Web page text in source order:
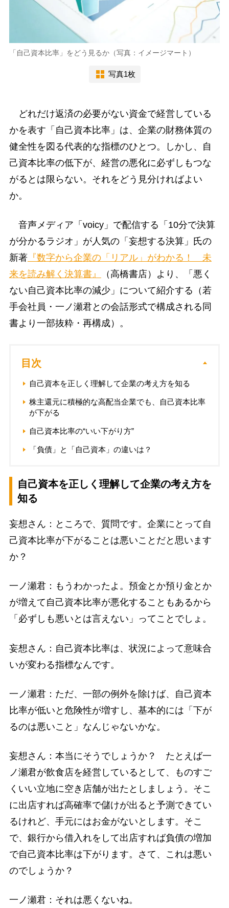
「自己資本比率」をどう見るか（写真：イメージマート）
写真1枚
どれだけ返済の必要がない資金で経営している
かを表す「自己資本比率」は、企業の財務体質の
健全性を図る代表的な指標のひとつ。しかし、自
己資本比率の低下が、経営の悪化に必ずしもつな
がるとは限らない。それをどう見分ければよい
か。
音声メディア「voicy」で配信する「10分で決算
が分かるラジオ」が人気の「妄想する決算」氏の
新著『数字から企業の「リアル」がわかる！ 未
来を読み解く決算書』
（高橋書店）より、「悪く
ない自己資本比率の減少」について紹介する（若
手会社員・一ノ瀬君との会話形式で構成される同
書より一部抜粋・再構成）。
目次
自己資本を正しく理解して企業の考え方を知る
株主還元に積極的な高配当企業でも、自己資本比率
が下がる
自己資本比率の“いい下がり方”
「負債」と「自己資本」の違いは？
自己資本を正しく理解して企業の考え方を
知る
妄想さん：ところで、質問です。企業にとって自
己資本比率が下がることは悪いことだと思います
か？
一ノ瀬君：もうわかったよ。預金とか預り金とか
が増えて自己資本比率が悪化することもあるから
「必ずしも悪いとは言えない」ってことでしょ。
妄想さん：自己資本比率は、状況によって意味合
いが変わる指標なんです。
一ノ瀬君：ただ、一部の例外を除けば、自己資本
比率が低いと危険性が増すし、基本的には「下が
るのは悪いこと」なんじゃないかな。
妄想さん：本当にそうでしょうか？ たとえば一
ノ瀬君が飲食店を経営しているとして、ものすご
くいい立地に空き店舗が出たとしましょう。そこ
に出店すれば高確率で儲けが出ると予測できてい
るけれど、手元にはお金がないとします。そこ
で、銀行から借入れをして出店すれば負債の増加
で自己資本比率は下がります。さて、これは悪い
のでしょうか？
一ノ瀬君：それは悪くないね。